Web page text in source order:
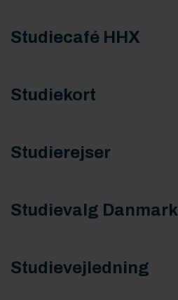
Studiecafé HHX
Studiekort
Studierejser
Studievalg Danmark
Studievejledning